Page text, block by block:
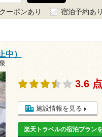
クーポンあり 宿泊予約あり
中）
3.6 点
施設情報を見る
楽天トラベルの宿泊プラン